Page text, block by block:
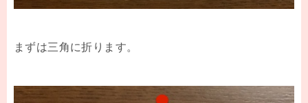
まずは三角に折ります。